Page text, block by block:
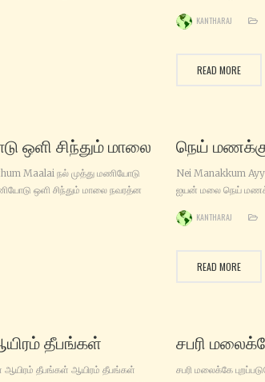
சொல்லிகிட்டு சரண‌ங்கள்
பாடிக்கிட்டு ஈசன் மகனே உந்தன்
அருள் கோடி
செல்கின்றவ‌ர்
KANTHARAJ
READ MORE
ஒளி சிந்தும் மாலை
Maalai நல் முத்து மணியோடு
ஒளி சிந்தும் மாலை நவரத்ன‌
கனகமணி கண்டனின் துளசி
பவள‌மணி மாலை… ஐந்து
நெய்
Nei Manakkum
ஐயன் மலை நெய்
மேன்மைதரும்
மலை வேந்தனது
KANTHARAJ
READ MORE
தீபங்கள்
தீபங்கள் ஆயிரம் தீபங்கள்
சபரி
சபரி மலைக்கே